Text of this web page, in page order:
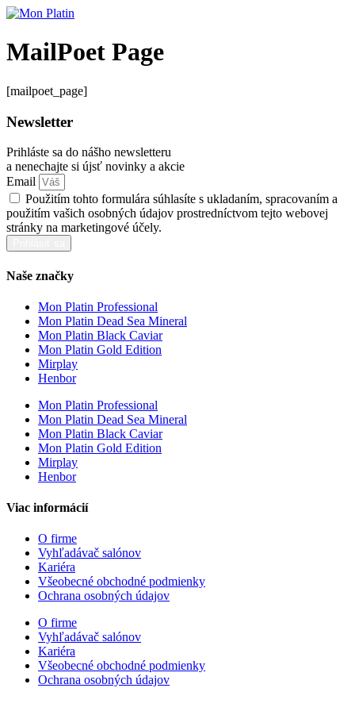
Preskočiť
obsah
MailPoet Page
[mailpoet_page]
Newsletter
Prihláste sa do nášho newsletteru
a nenechajte si újsť novinky a akcie
Email
Použitím tohto formulára súhlasíte s ukladaním, spracovaním a
použitím vašich osobných údajov prostredníctvom tejto webovej
stránky na marketingové účely.
Naše značky
Mon Platin Professional
Mon Platin Dead Sea Mineral
Mon Platin Black Caviar
Mon Platin Gold Edition
Mirplay
Henbor
Mon Platin Professional
Mon Platin Dead Sea Mineral
Mon Platin Black Caviar
Mon Platin Gold Edition
Mirplay
Henbor
Viac informácií
O firme
Vyhľadávač salónov
Kariéra
Všeobecné obchodné podmienky
Ochrana osobných údajov
O firme
Vyhľadávač salónov
Kariéra
Všeobecné obchodné podmienky
Ochrana osobných údajov